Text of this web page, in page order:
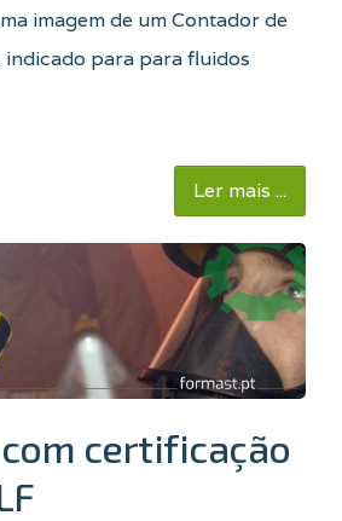
imagem de um Contador de
indicado para para fluidos
Ler mais ...
certificação